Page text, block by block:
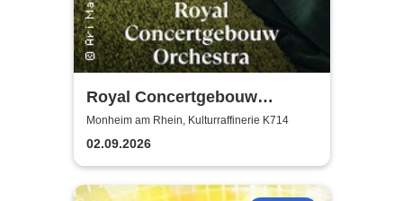
Royal Concertgebouw
Orchestra | Víkingur Ólafsson
Monheim am Rhein, Kulturraffinerie K714
02.09.2026